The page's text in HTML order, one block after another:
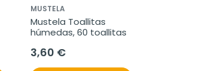
MUSTELA
Mustela Toallitas
húmedas, 60 toallitas
3,60 €